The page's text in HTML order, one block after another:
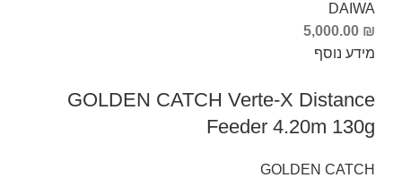
DAIWA
5,000.00 ₪
מידע נוסף
GOLDEN CATCH Verte-X Distance
Feeder 4.20m 130g
GOLDEN CATCH